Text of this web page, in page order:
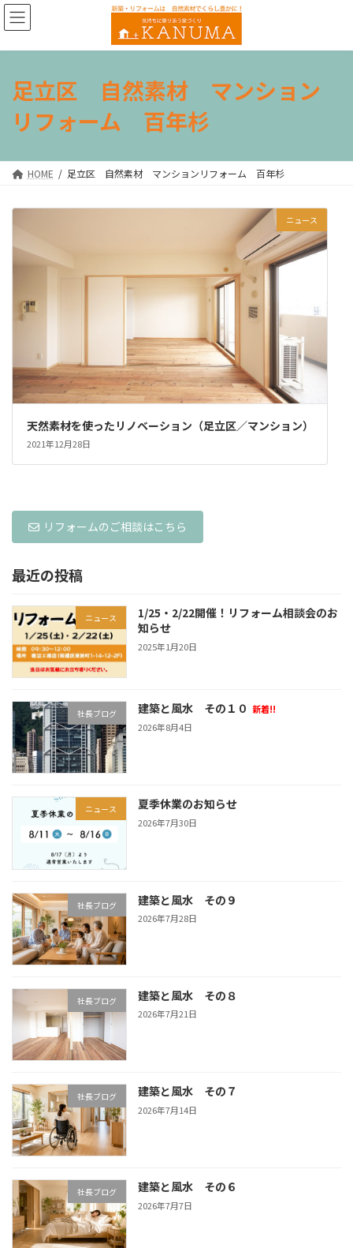
コ
ン
ン
ナ
ビ
ー
足立区 自然素材 マンション
リフォーム 百年杉
HOME 足立区 自然素材 マンションリフォーム 百年杉
ニュース
天然素材を使ったリノベーション（足立区／マンション）
2021年12月28日
リフォームのご相談はこちら
最近の投稿
ニュース
1/25・2/22開催！リフォーム相談会のお
知らせ
2025年1月20日
社長ブログ 建築と風水 その１０ 新着!!
2026年8月4日
ニュース 夏季休業のお知らせ
2026年7月30日
社長ブログ 建築と風水 その９
2026年7月28日
社長ブログ 建築と風水 その８
2026年7月21日
社長ブログ 建築と風水 その７
2026年7月14日
社長ブログ 建築と風水 その６
2026年7月7日